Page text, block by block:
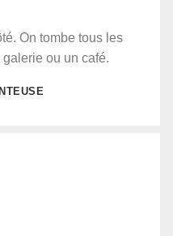
On tombe tous les
ou un café.